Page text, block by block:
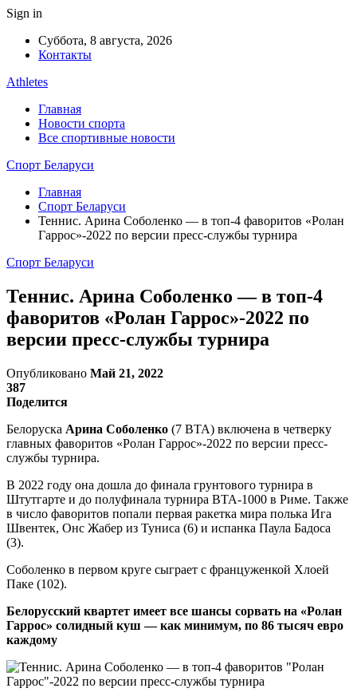
Sign in
Суббота, 8 августа, 2026
Контакты
Athletes
Главная
Новости спорта
Все спортивные новости
Спорт Беларуси
Главная
Спорт Беларуси
Теннис. Арина Соболенко — в топ-4 фаворитов «Ролан
Гаррос»-2022 по версии пресс-службы турнира
Спорт Беларуси
Теннис. Арина Соболенко — в топ-4
фаворитов «Ролан Гаррос»-2022 по
версии пресс-службы турнира
Опубликовано Май 21, 2022
387
Поделится
Белоруска Арина Соболенко (7 ВТА) включена в четверку
главных фаворитов «Ролан Гаррос»-2022 по версии пресс-
службы турнира.
В 2022 году она дошла до финала грунтового турнира в
Штутгарте и до полуфинала турнира ВТА-1000 в Риме. Также
в число фаворитов попали первая ракетка мира полька Ига
Швентек, Онс Жабер из Туниса (6) и испанка Паула Бадоса
(3).
Соболенко в первом круге сыграет с француженкой Хлоей
Паке (102).
Белорусский квартет имеет все шансы сорвать на «Ролан
Гаррос» солидный куш — как минимум, по 86 тысяч евро
каждому